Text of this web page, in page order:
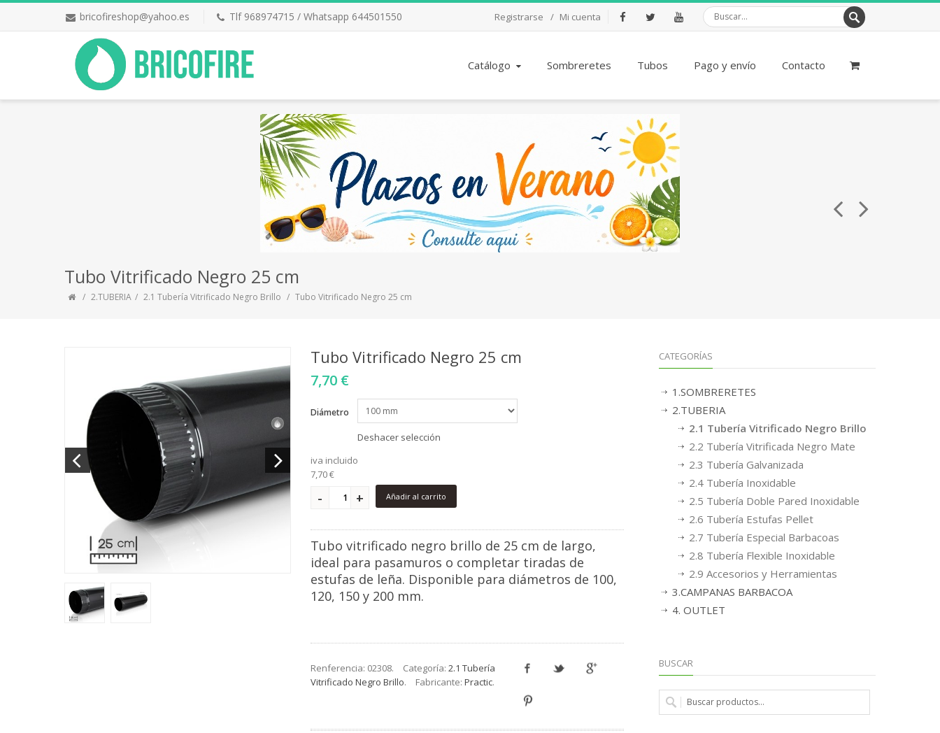
bricofireshop@yahoo.es Tlf 968974715 / Whatsapp 644501550 Registrarse Mi cuenta
Catálogo Sombreretes Tubos Pago y envío Contacto
Tubo Vitrificado Negro 25 cm
2.TUBERIA 2.1 Tubería Vitrificado Negro Brillo Tubo Vitrificado Negro 25 cm
Tubo Vitrificado Negro 25 cm
7,70 €
Diámetro
Deshacer selección
iva incluido
7,70 €
Añadir al carrito
Tubo vitrificado negro brillo de 25 cm de largo,
ideal para pasamuros o completar tiradas de
estufas de leña. Disponible para diámetros de 100,
120, 150 y 200 mm.
Renferencia: 02308. Categoría: 2.1 Tubería
Vitrificado Negro Brillo. Fabricante: Practic.
CATEGORÍAS
1.SOMBRERETES
2.TUBERIA
2.1 Tubería Vitrificado Negro Brillo
2.2 Tubería Vitrificada Negro Mate
2.3 Tubería Galvanizada
2.4 Tubería Inoxidable
2.5 Tubería Doble Pared Inoxidable
2.6 Tubería Estufas Pellet
2.7 Tubería Especial Barbacoas
2.8 Tubería Flexible Inoxidable
2.9 Accesorios y Herramientas
3.CAMPANAS BARBACOA
4. OUTLET
BUSCAR